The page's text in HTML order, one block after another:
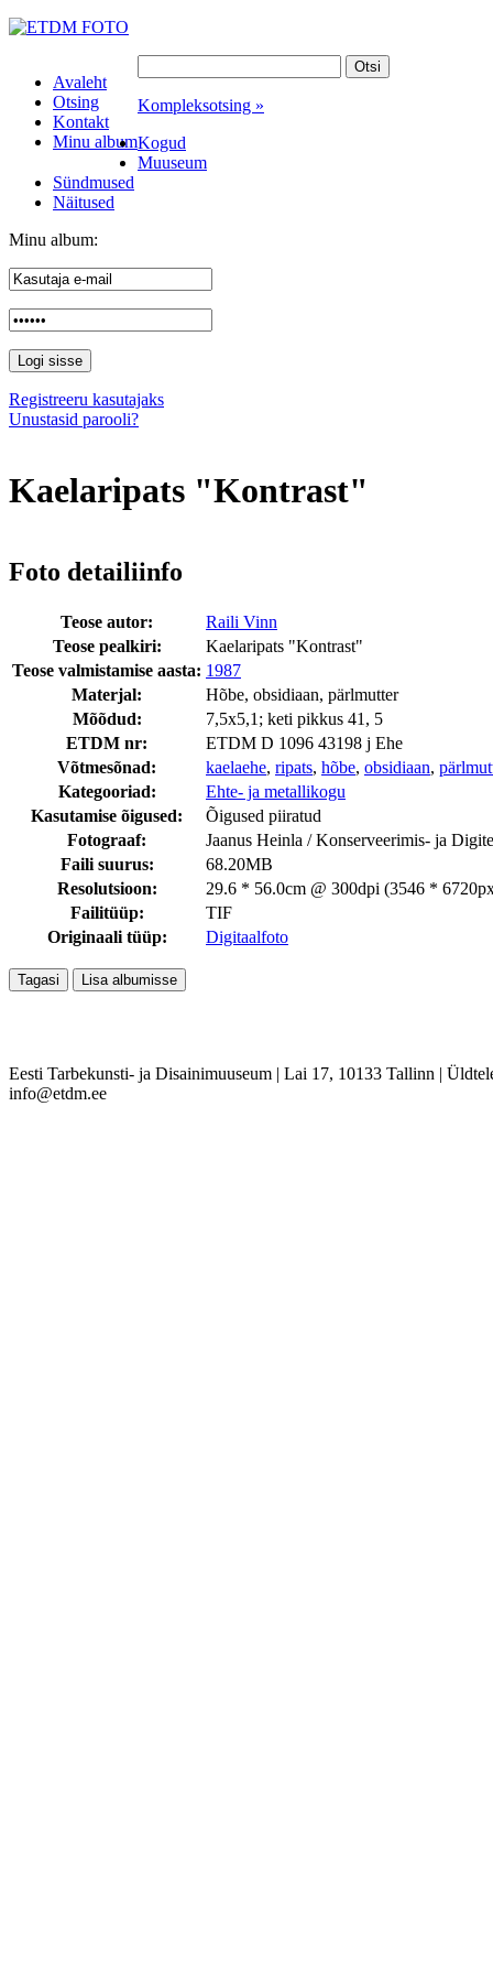
Avaleht
Otsing
Kontakt
Minu album
Kompleksotsing »
Kogud
Muuseum
Sündmused
Näitused
Minu album:
Registreeru kasutajaks
Unustasid parooli?
Kaelaripats "Kontrast"
Foto detailiinfo
Teose autor:
Raili Vinn
Teose pealkiri:
Kaelaripats "Kontrast"
Teose valmistamise aasta: 1987
Materjal:
Hõbe, obsidiaan, pärlmutter
Mõõdud:
7,5x5,1; keti pikkus 41, 5
ETDM nr:
ETDM D 1096 43198 j Ehe
Võtmesõnad:
kaelaehe, ripats, hõbe, obsidiaan,
Kategooriad:
Ehte- ja metallikogu
Kasutamise õigused:
Õigused piiratud
Fotograaf:
Jaanus Heinla / Konserveerimis- ja
Faili suurus:
68.20MB
Resolutsioon:
29.6 * 56.0cm @ 300dpi (3546 *
Failitüüp:
TIF
Originaali tüüp:
Digitaalfoto
Eesti Tarbekunsti- ja Disainimuuseum | Lai 17, 10133 Tallinn |
info@etdm.ee